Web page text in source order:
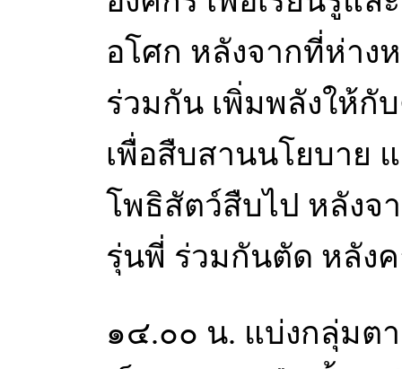
อโศก หลังจากที่ห่าง
ร่วมกัน เพิ่มพลังให้กั
เพื่อสืบสานนโยบาย
โพธิสัตว์สืบไป หลังจ
รุ่นพี่ ร่วมกันตัด หลัง
๑๔.๐๐ น. แบ่งกลุ่มต